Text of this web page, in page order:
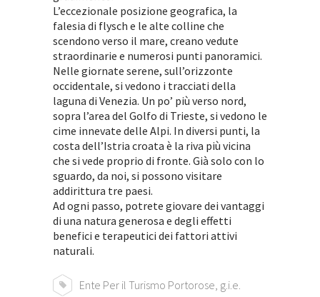
L’eccezionale posizione geografica, la
falesia di flysch e le alte colline che
scendono verso il mare, creano vedute
straordinarie e numerosi punti panoramici.
Nelle giornate serene, sull’orizzonte
occidentale, si vedono i tracciati della
laguna di Venezia. Un po’ più verso nord,
sopra l’area del Golfo di Trieste, si vedono le
cime innevate delle Alpi. In diversi punti, la
costa dell’Istria croata è la riva più vicina
che si vede proprio di fronte. Già solo con lo
sguardo, da noi, si possono visitare
addirittura tre paesi.
Ad ogni passo, potrete giovare dei vantaggi
di una natura generosa e degli effetti
benefici e terapeutici dei fattori attivi
naturali.
Ente Per il Turismo Portorose, g.i.e.